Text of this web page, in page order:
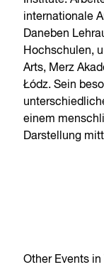
internationale
Daneben
Hochschulen,
Arts, Merz
Łódz. Sein
einem
Darstellung
Other Events in